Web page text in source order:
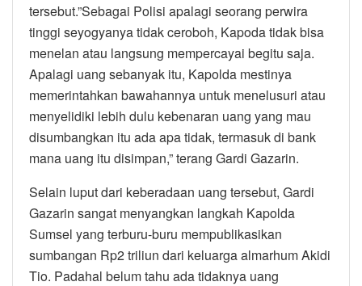
tersebut.”Sebagai Polisi apalagi seorang perwira
tinggi seyogyanya tidak ceroboh, Kapoda tidak bisa
menelan atau langsung mempercayai begitu saja.
Apalagi uang sebanyak itu, Kapolda mestinya
memerintahkan bawahannya untuk menelusuri atau
menyelidiki lebih dulu kebenaran uang yang mau
disumbangkan itu ada apa tidak, termasuk di bank
mana uang itu disimpan,” terang Gardi Gazarin.
Selain luput dari keberadaan uang tersebut, Gardi
Gazarin sangat menyangkan langkah Kapolda
Sumsel yang terburu-buru mempublikasikan
sumbangan Rp2 triliun dari keluarga almarhum Akidi
Tio. Padahal belum tahu ada tidaknya uang